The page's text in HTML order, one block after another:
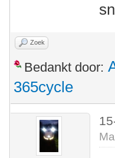
Zoek
Bedankt door:
365cycle